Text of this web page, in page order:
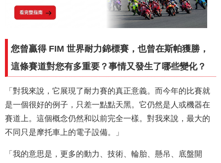
您曾贏得 FIM 世界耐力錦標賽，也曾在斯帕獲勝，
這條賽道對您有多重要？事情又發生了哪些變化？
「對我來說，它展現了耐力賽的真正意義。而今年的比賽就
是一個很好的例子，只差一點點天黑。它仍然是人或機器在
賽道上。這個概念仍然和以前完全一樣。對我來說，最大的
不同只是摩托車上的電子設備。」
「我的意思是，更多的動力、技術、輪胎、懸吊、底盤開